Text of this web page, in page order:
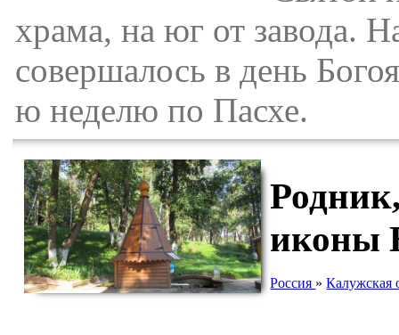
храма, на юг от завода.
совершалось в день
ю неделю по Пасхе.
иконы
Россия »Калужская